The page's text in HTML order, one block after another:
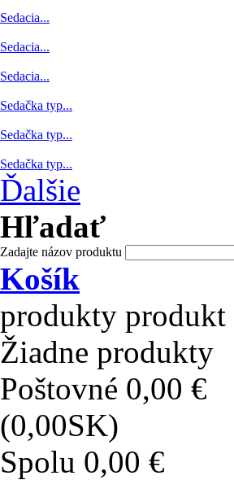
Sedacia...
Sedacia...
Sedacia...
Sedačka typ...
Sedačka typ...
Sedačka typ...
Ďalšie
Hľadať
Zadajte názov produktu
Košík
produkty produkt
Žiadne produkty
Poštovné 0,00 €
(0,00SK)
Spolu 0,00 €